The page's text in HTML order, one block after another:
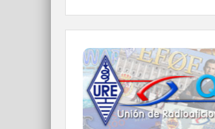
QDURE -
Imprime y confirma tus
click.